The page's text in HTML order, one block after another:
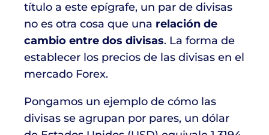
título a este epígrafe, un par de divisas
no es otra cosa que una relación de
cambio entre dos divisas. La forma de
establecer los precios de las divisas en el
mercado Forex.
Pongamos un ejemplo de cómo las
divisas se agrupan por pares, un dólar